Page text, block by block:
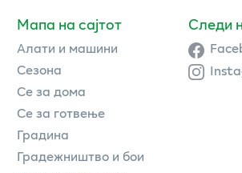
Мапа на сајтот
Алати и машини
Сезона
Се за дома
Се за готвење
Градина
Градежништво и бои
Следи